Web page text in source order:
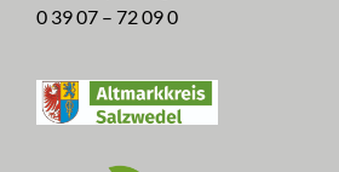
0 39 07 – 72 09 0